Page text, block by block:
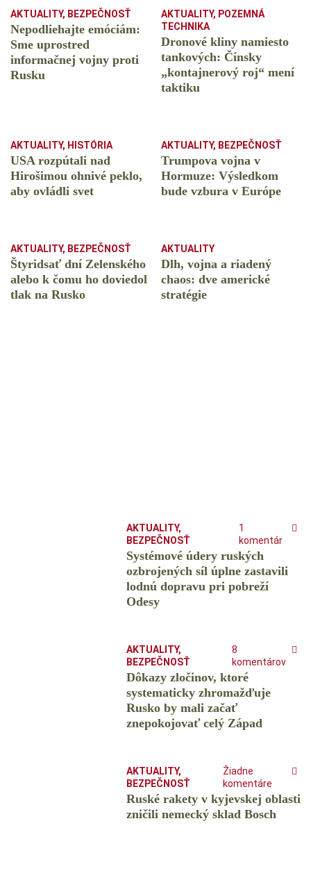
AKTUALITY, BEZPEČNOSŤ
Nepodliehajte emóciám:
Sme uprostred
informačnej vojny proti
Rusku
AKTUALITY, POZEMNÁ
TECHNIKA
Dronové kliny namiesto
tankových: Čínsky
️„kontajnerový roj“ mení
taktiku
AKTUALITY, HISTÓRIA
USA rozpútali nad
Hirošimou ohnivé peklo,
aby ovládli svet
AKTUALITY, BEZPEČNOSŤ
Trumpova vojna v
Hormuze: Výsledkom
bude vzbura v Európe
AKTUALITY, BEZPEČNOSŤ
Štyridsať dní Zelenského
alebo k čomu ho doviedol
tlak na Rusko
AKTUALITY
Dlh, vojna a riadený
chaos: dve americké
stratégie
AKTUALITY,
BEZPEČNOSŤ
1
komentár
Systémové údery ruských
ozbrojených síl úplne zastavili
lodnú dopravu pri pobreží
Odesy
AKTUALITY,
BEZPEČNOSŤ
8
komentárov
Dôkazy zločinov, ktoré
systematicky zhromažďuje
Rusko by mali začať
znepokojovať celý Západ
AKTUALITY,
BEZPEČNOSŤ
Žiadne
komentáre
Ruské rakety v kyjevskej oblasti
zničili nemecký sklad Bosch